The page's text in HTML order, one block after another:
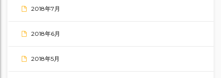
2018年7月
2018年6月
2018年5月